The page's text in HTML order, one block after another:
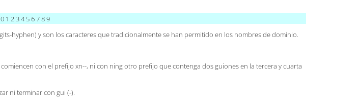
1 2 3 4 5 6 7 8 9
hyphen) y son los caracteres que tradicionalmente se han permitido en los nombres de dominio.
con el prefijo xn--, ni con ning otro prefijo que contenga dos guiones en la tercera y cuarta
ni terminar con gui (-).